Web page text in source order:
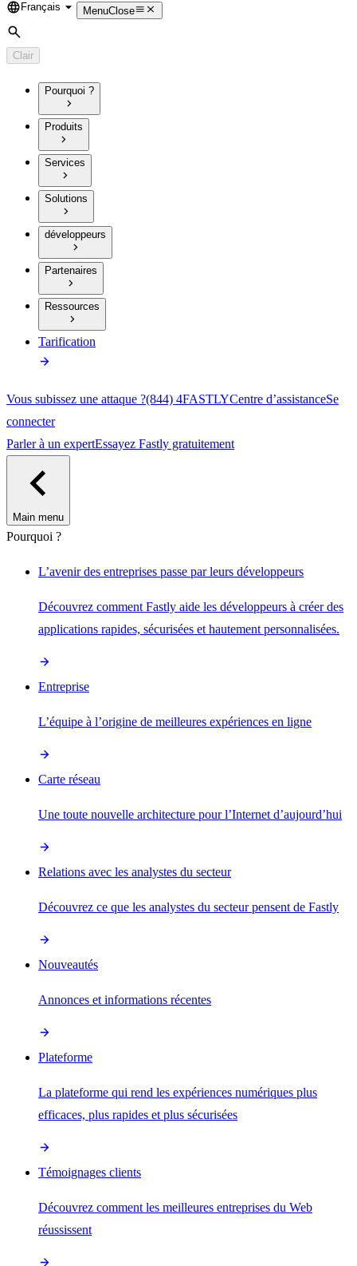
Language
Français MenuClose
Rechercher
Clair
Pourquoi ?
Produits
Services
Solutions
développeurs
Partenaires
Ressources
Tarification
Vous subissez une attaque ?(844) 4FASTLYCentre d’assistanceSe
connecter
Parler à un expertEssayez Fastly gratuitement
Main menu
Pourquoi ?
L’avenir des entreprises passe par leurs développeurs
Découvrez comment Fastly aide les développeurs à créer des
applications rapides, sécurisées et hautement personnalisées.
Entreprise
L’équipe à l’origine de meilleures expériences en ligne
Carte réseau
Une toute nouvelle architecture pour l’Internet d’aujourd’hui
Relations avec les analystes du secteur
Découvrez ce que les analystes du secteur pensent de Fastly
Nouveautés
Annonces et informations récentes
Plateforme
La plateforme qui rend les expériences numériques plus
efficaces, plus rapides et plus sécurisées
Témoignages clients
Découvrez comment les meilleures entreprises du Web
réussissent